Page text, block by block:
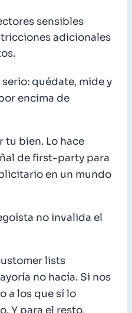
sensibles
adicionales
quédate, mide y
encima de
tu bien. Lo hace
de first-party para
en un mundo
no invalida el
lists
no hacía. Si nos
a los que sí lo
Y para el resto,